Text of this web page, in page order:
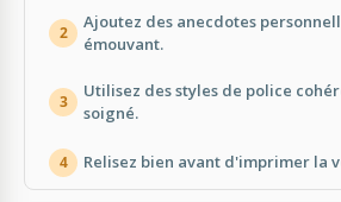
2
Ajoutez des anecdotes
émouvant.
3
Utilisez des styles de police
soigné.
4 Relisez bien avant d'imprimer la